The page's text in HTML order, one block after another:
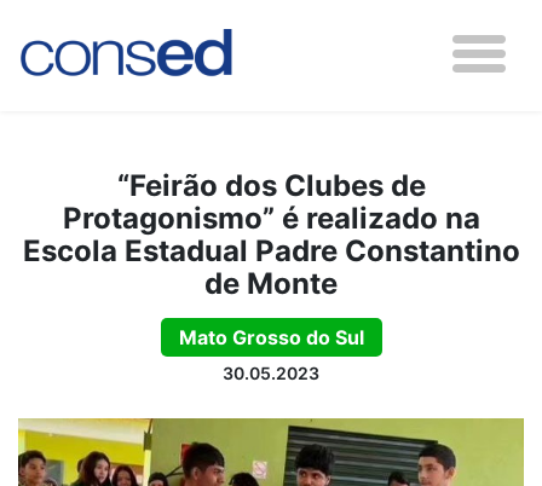
“Feirão dos Clubes de
Protagonismo” é realizado na
Escola Estadual Padre Constantino
de Monte
Mato Grosso do Sul
30.05.2023